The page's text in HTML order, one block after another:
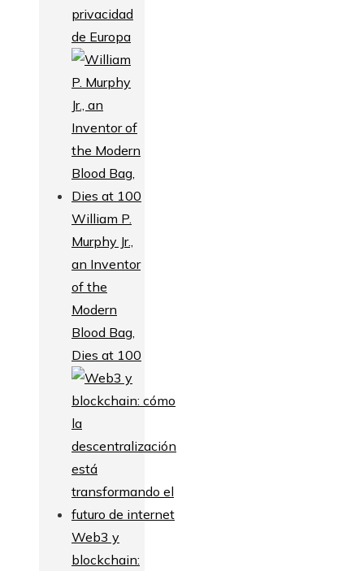
privacidad
de Europa
William P.
Murphy Jr.,
an Inventor
of the
Modern
Blood Bag,
Dies at 100
Web3 y
blockchain: